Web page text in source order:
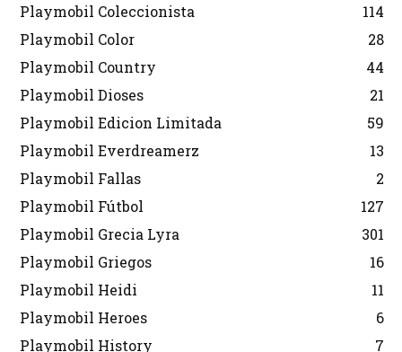
Playmobil Coleccionista
114
Playmobil Color
28
Playmobil Country
44
Playmobil Dioses
21
Playmobil Edicion Limitada
59
Playmobil Everdreamerz
13
Playmobil Fallas
2
Playmobil Fútbol
127
Playmobil Grecia Lyra
301
Playmobil Griegos
16
Playmobil Heidi
11
Playmobil Heroes
6
Playmobil History
7